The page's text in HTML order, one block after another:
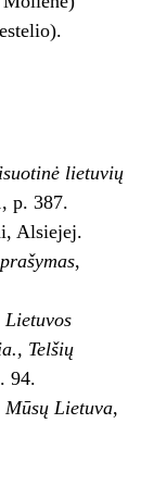
lietuvių
p. 387.
Alsiejej.
,
Lietuvos
Telšių
94.
Mūsų Lietuva,